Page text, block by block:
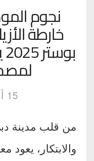
نجوم
خارطة
15 أبريل، 2025
من قلب مدينة
والابتكار،